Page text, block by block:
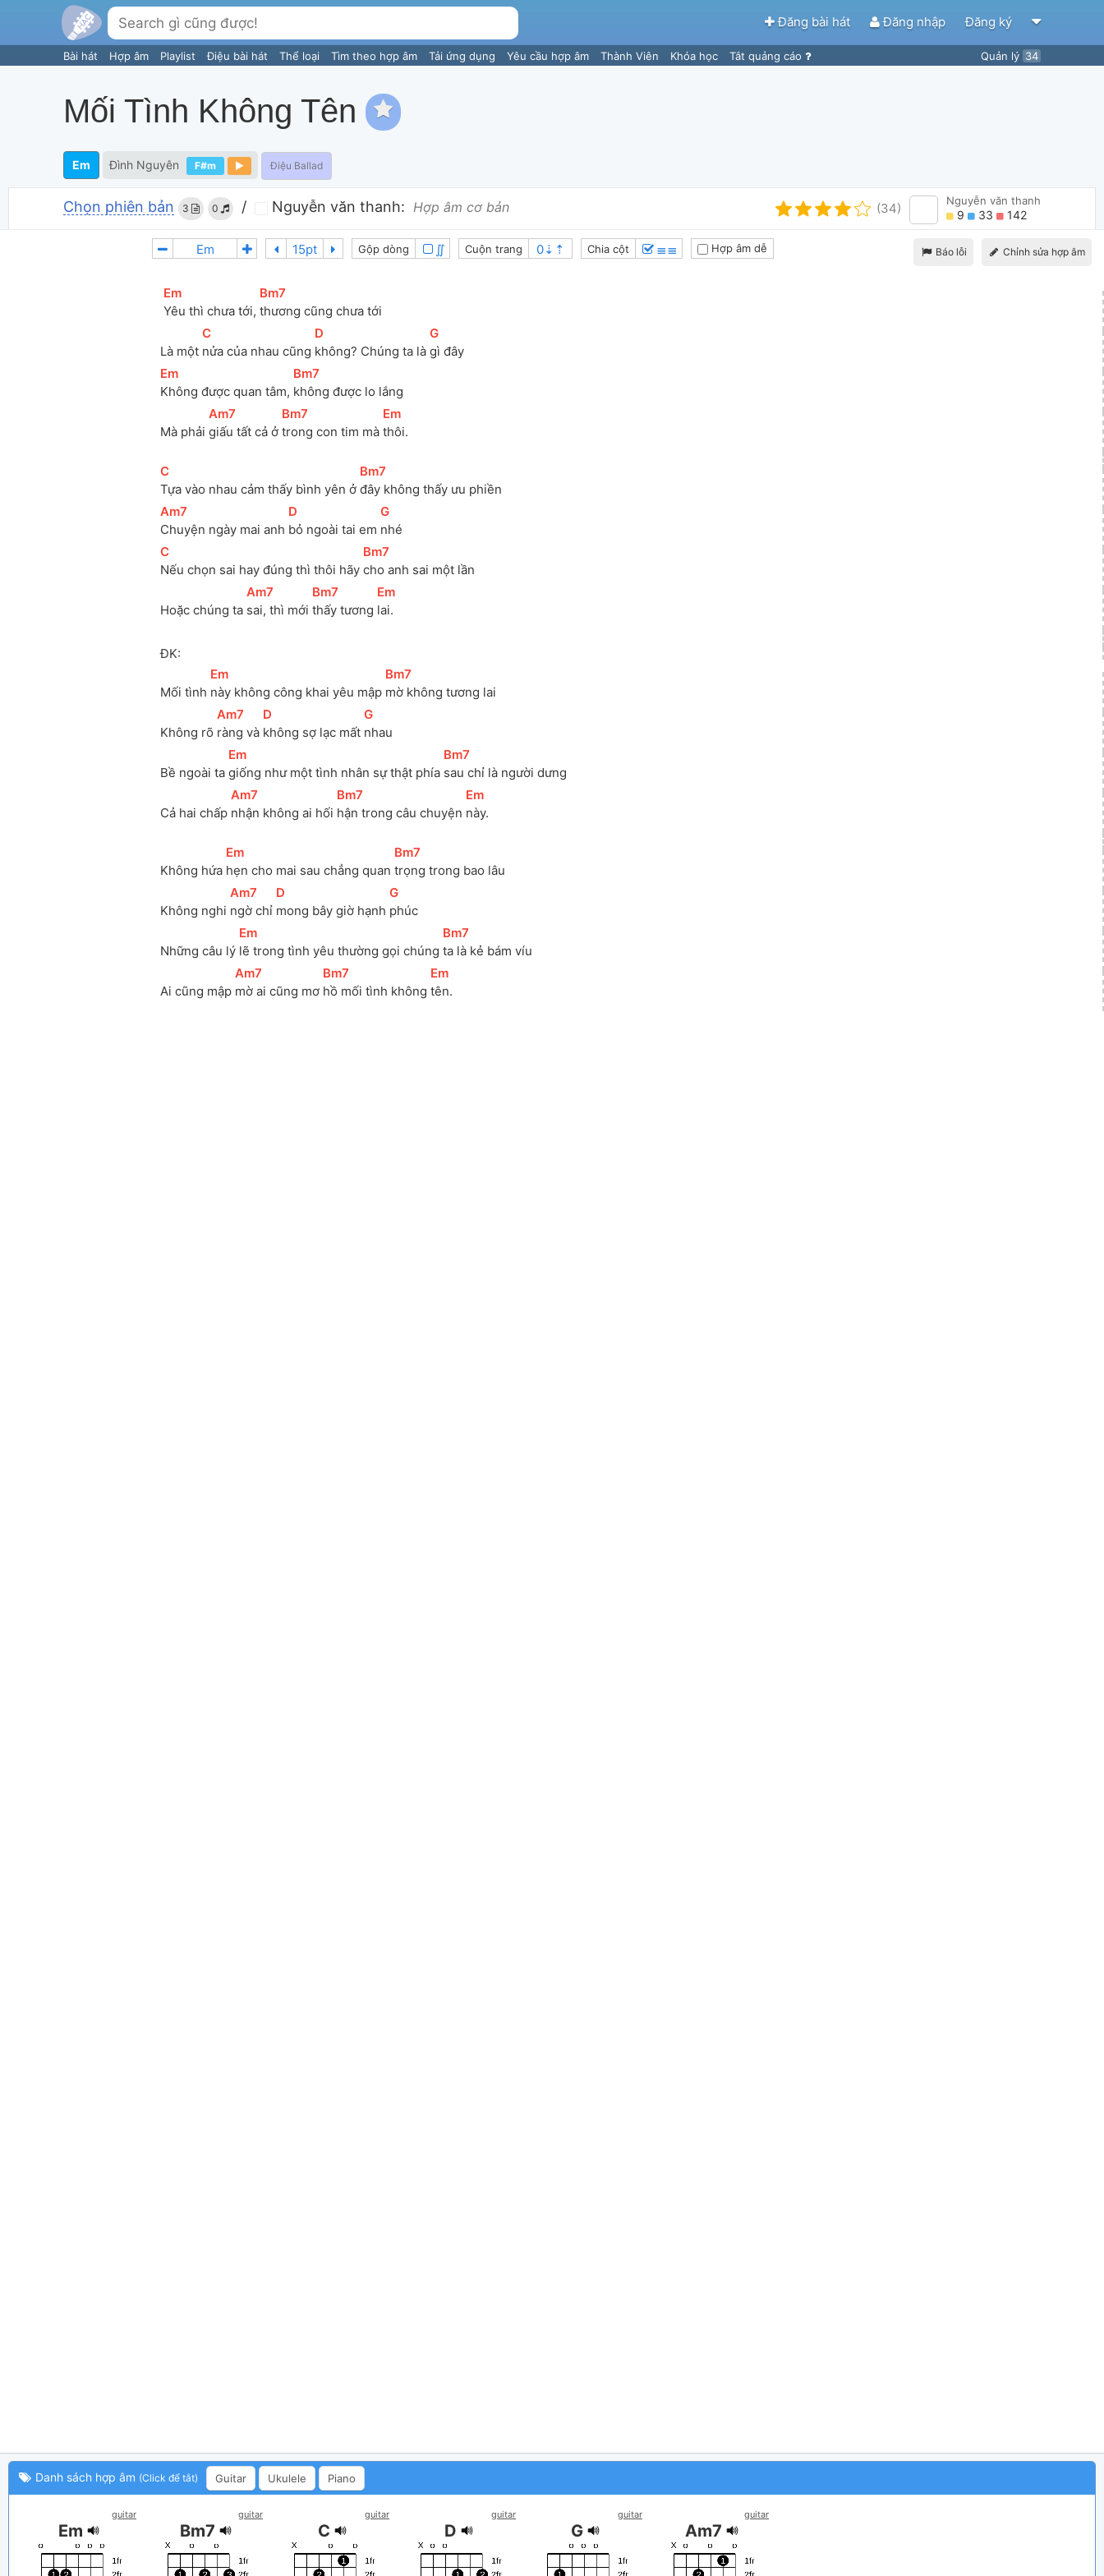
Đăng bài hát Đăng nhập Đăng ký
Bài hát Hợp âm Playlist Điệu bài hát Thể loại Tìm theo hợp âm Tải ứng dụng Yêu cầu hợp âm Thành Viên Khóa học Tắt quảng cáo Quản lý 34
Mối Tình Không Tên
Em Đình Nguyên F#m Điệu Ballad
Chọn phiên bản 3 0 / Nguyễn văn thanh: Hợp âm cơ bản (34)
Nguyễn văn thanh
9 33 142
Báo lỗi Chỉnh sửa hợp âm
Gộp dòng ∬ Cuộn trang Chia cột ≣≣ Hợp âm dễ
[Em
Yêu thì chưa tới,
[Bm7
thương cũng chưa tới
Là một
[
C
nửa của nhau cũng
[D
không? Chúng ta là
[
G
gì đây
[Em
Không được quan tâm,
[Bm7
không được lo lắng
Mà phải
[
Am7
giấu tất cả ở
[Bm7
trong con tim mà
[Em
thôi.
[
C
Tựa vào nhau cảm thấy bình yên ở
[Bm7
đây không thấy ưu phiền
[
Am7
Chuyện ngày mai anh
[D
bỏ ngoài tai em
[
G
nhé
[
C
Nếu chọn sai hay đúng thì thôi hãy
[Bm7
cho anh sai một lần
Hoặc chúng ta
[
Am7
sai, thì mới
[Bm7
thấy tương
[Em
lai.
ĐK:
Mối tình
[Em
này không công khai yêu mập
[Bm7
mờ không tương lai
Không rõ
[
Am7
ràng và
[D
không sợ lạc mất
[
G
nhau
Bề ngoài ta
[Em
giống như một tình nhân sự thật phía
[Bm7
sau chỉ là người dưng
Cả hai chấp
[
Am7
nhận không ai hối
[Bm7
hận trong câu chuyện
[Em
này.
Không hứa
[Em
hẹn cho mai sau chẳng quan
[Bm7
trọng trong bao lâu
Không nghi
[
Am7
ngờ chỉ
[D
mong bây giờ hạnh
[
G
phúc
Những câu lý
[Em
lẽ trong tình yêu thường gọi chúng
[Bm7
ta là kẻ bám víu
Ai cũng mập
[
Am7
mờ ai cũng mơ
[Bm7
hồ mối tình không
[Em
tên.
Danh sách hợp âm (Click để tắt) Guitar Ukulele Piano
guitar
Em
guitar
Bm7
guitar
C
guitar
D
guitar
G
guitar
Am7